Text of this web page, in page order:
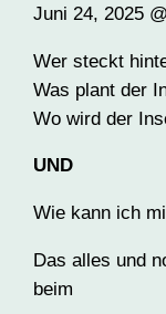
Juni 24, 2025 @
Wer steckt
Was plant der
Wo wird der
UND
Wie kann ich
Das alles und
beim